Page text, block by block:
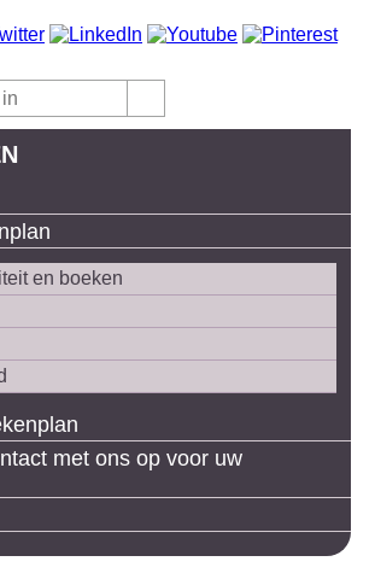
en boeken
met ons op voor uw